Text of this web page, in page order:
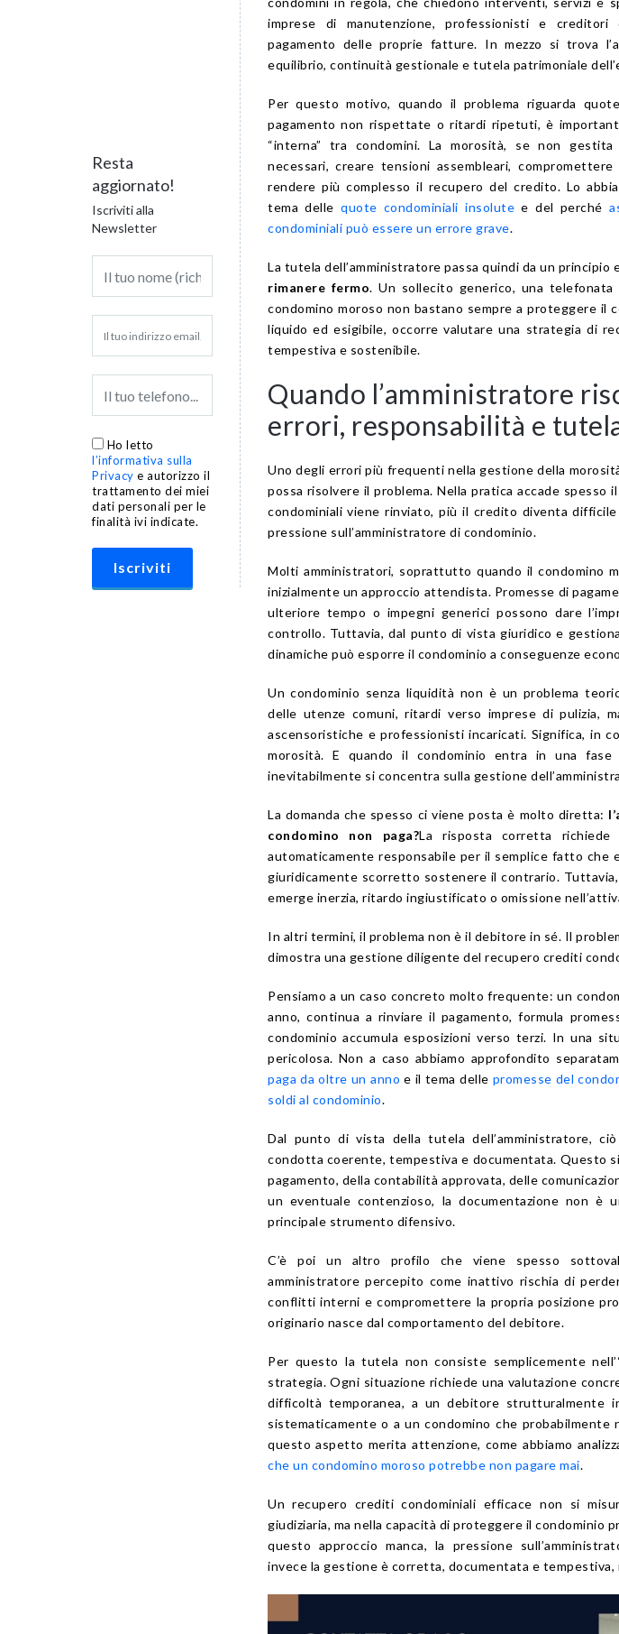
Resta
aggiornato!
Iscriviti alla
Newsletter
Ho letto
l’informativa sulla
Privacy e autorizzo il
trattamento dei miei
dati personali per le
finalità ivi indicate.
imprese di manutenzione, professionisti e
pagamento delle proprie fatture. In mezzo si trova
equilibrio, continuità gestionale e tutela patrimoniale
Per questo motivo, quando il problema riguarda
pagamento non rispettate o ritardi ripetuti, è
“interna” tra condomini. La morosità, se non
necessari, creare tensioni assembleari,
rendere più complesso il recupero del credito. Lo
tema delle quote condominiali insolute e del perché
condominiali può essere un errore grave.
La tutela dell’amministratore passa quindi da un principio
rimanere fermo. Un sollecito generico, una telefonata
condomino moroso non bastano sempre a proteggere il
liquido ed esigibile, occorre valutare una strategia di
tempestiva e sostenibile.
Quando l’amministratore
errori, responsabilità e
Uno degli errori più frequenti nella gestione della
possa risolvere il problema. Nella pratica accade
condominiali viene rinviato, più il credito diventa
pressione sull’amministratore di condominio.
Molti amministratori, soprattutto quando il condomino
inizialmente un approccio attendista. Promesse di
ulteriore tempo o impegni generici possono dare
controllo. Tuttavia, dal punto di vista giuridico e
dinamiche può esporre il condominio a conseguenze
Un condominio senza liquidità non è un problema
delle utenze comuni, ritardi verso imprese di pulizia,
ascensoristiche e professionisti incaricati. Significa, in
morosità. E quando il condominio entra in una fase
inevitabilmente si concentra sulla gestione
La domanda che spesso ci viene posta è molto diretta:
condomino non paga?La risposta corretta richiede
automaticamente responsabile per il semplice fatto che
giuridicamente scorretto sostenere il contrario.
emerge inerzia, ritardo ingiustificato o omissione
In altri termini, il problema non è il debitore in sé. Il
dimostra una gestione diligente del recupero crediti
Pensiamo a un caso concreto molto frequente: un
anno, continua a rinviare il pagamento, formula
condominio accumula esposizioni verso terzi. In una
pericolosa. Non a caso abbiamo approfondito
paga da oltre un anno e il tema delle promesse del
soldi al condominio.
Dal punto di vista della tutela dell’amministratore,
condotta coerente, tempestiva e documentata. Questo
pagamento, della contabilità approvata, delle
un eventuale contenzioso, la documentazione non è
principale strumento difensivo.
C’è poi un altro profilo che viene spesso
amministratore percepito come inattivo rischia di
conflitti interni e compromettere la propria posizione
originario nasce dal comportamento del debitore.
Per questo la tutela non consiste semplicemente
strategia. Ogni situazione richiede una valutazione
difficoltà temporanea, a un debitore strutturalmente
sistematicamente o a un condomino che probabilmente
questo aspetto merita attenzione, come abbiamo
che un condomino moroso potrebbe non pagare mai.
Un recupero crediti condominiali efficace non si
giudiziaria, ma nella capacità di proteggere il condominio
questo approccio manca, la pressione
invece la gestione è corretta, documentata e